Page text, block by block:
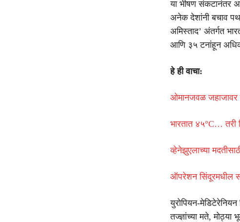
या भीषण संकटानंतर
अनेक देशांनी बचाव
अमिस्ताद’ अंतर्गत
आणि ३५ टनांहून
हे ही वाचा:
ओमानजवळ जहाजावर
भारतात ४५°C… तरी
व्हेनेझुएलाच्या
ऑपरेशन सिंदूरमधील
युरोपियन-
तज्ज्ञांच्या मते,